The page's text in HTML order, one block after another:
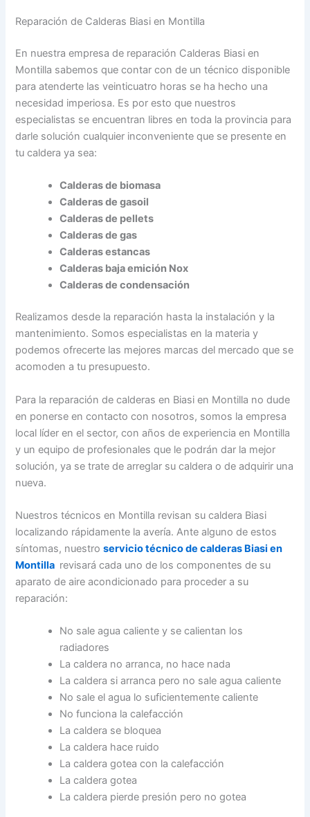
Reparación de Calderas Biasi en Montilla
En nuestra empresa de reparación Calderas Biasi en
Montilla sabemos que contar con de un técnico disponible
para atenderte las veinticuatro horas se ha hecho una
necesidad imperiosa. Es por esto que nuestros
especialistas se encuentran libres en toda la provincia para
darle solución cualquier inconveniente que se presente en
tu caldera ya sea:
Calderas de biomasa
Calderas de gasoil
Calderas de pellets
Calderas de gas
Calderas estancas
Calderas baja emición Nox
Calderas de condensación
Realizamos desde la reparación hasta la instalación y la
mantenimiento. Somos especialistas en la materia y
podemos ofrecerte las mejores marcas del mercado que se
acomoden a tu presupuesto.
Para la reparación de calderas en Biasi en Montilla no dude
en ponerse en contacto con nosotros, somos la empresa
local líder en el sector, con años de experiencia en Montilla
y un equipo de profesionales que le podrán dar la mejor
solución, ya se trate de arreglar su caldera o de adquirir una
nueva.
Nuestros técnicos en Montilla revisan su caldera Biasi
localizando rápidamente la avería. Ante alguno de estos
síntomas, nuestroservicio técnico de calderas Biasi en
Montilla revisará cada uno de los componentes de su
aparato de aire acondicionado para proceder a su
reparación:
No sale agua caliente y se calientan los
radiadores
La caldera no arranca, no hace nada
La caldera si arranca pero no sale agua caliente
No sale el agua lo suficientemente caliente
No funciona la calefacción
La caldera se bloquea
La caldera hace ruido
La caldera gotea con la calefacción
La caldera gotea
La caldera pierde presión pero no gotea